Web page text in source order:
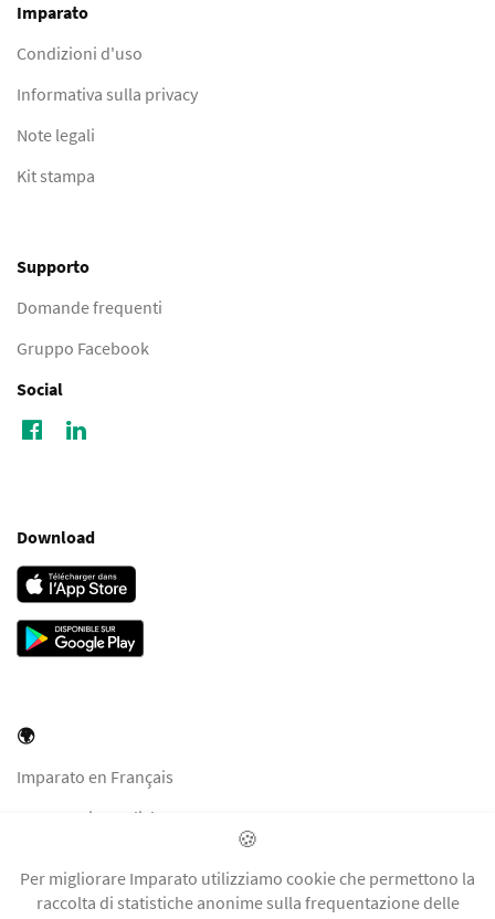
Imparato
Condizioni d'uso
Informativa sulla privacy
Note legali
Kit stampa
Supporto
Domande frequenti
Gruppo Facebook
Social
Download
🌍
Imparato en Français
Imparato in English
Imparato auf Deutsch
🍪
Per migliorare Imparato utilizziamo cookie che permettono la
raccolta di statistiche anonime sulla frequentazione delle